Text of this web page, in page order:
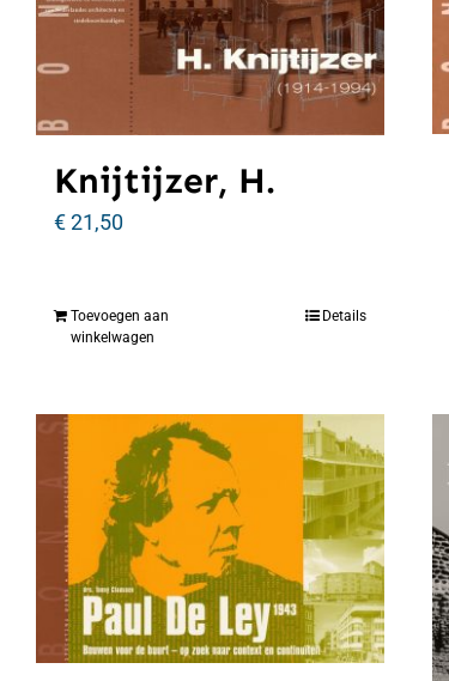
Knijtijzer, H.
€21,50
Toevoegen aan
winkelwagen
Details